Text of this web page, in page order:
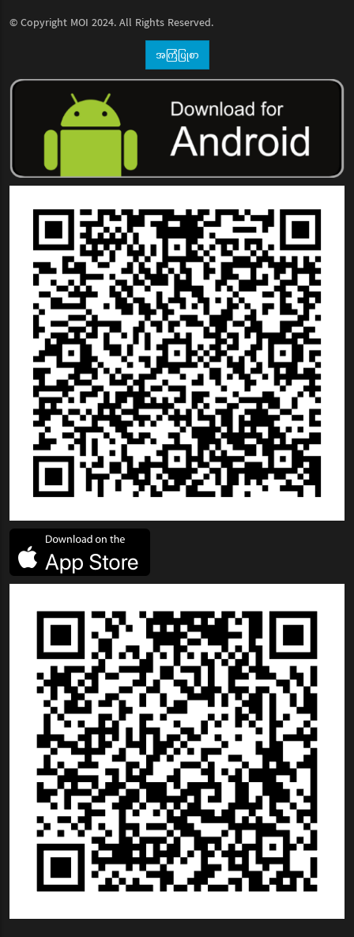
© Copyright MOI 2024. All Rights Reserved.
အကြံပြုစာ